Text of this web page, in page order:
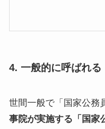
4. 一般的に呼ばれ
世間一般で「国家公務
事院が実施する「国家